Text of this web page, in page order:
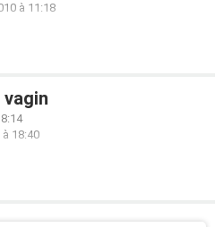
à 11:18
18:40